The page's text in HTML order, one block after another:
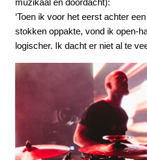
muzikaal en doordacht):
‘Toen ik voor het eerst achter
stokken oppakte, vond ik open-
logischer. Ik dacht er niet al te